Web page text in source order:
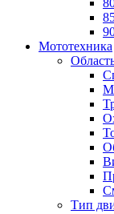
Мототехника
Тип